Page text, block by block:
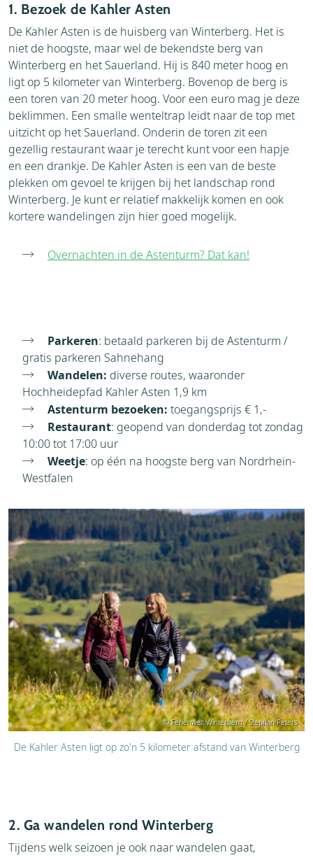
1. Bezoek de Kahler Asten
De Kahler Asten is de huisberg van Winterberg. Het is
niet de hoogste, maar wel de bekendste berg van
Winterberg en het Sauerland. Hij is 840 meter hoog en
ligt op 5 kilometer van Winterberg. Bovenop de berg is
een toren van 20 meter hoog. Voor een euro mag je deze
beklimmen. Een smalle wenteltrap leidt naar de top met
uitzicht op het Sauerland. Onderin de toren zit een
gezellig restaurant waar je terecht kunt voor een hapje
en een drankje. De Kahler Asten is een van de beste
plekken om gevoel te krijgen bij het landschap rond
Winterberg. Je kunt er relatief makkelijk komen en ook
kortere wandelingen zijn hier goed mogelijk.
Overnachten in de Astenturm? Dat kan!
Parkeren: betaald parkeren bij de Astenturm /
gratis parkeren Sahnehang
Wandelen: diverse routes, waaronder
Hochheidepfad Kahler Asten 1,9 km
Astenturm bezoeken: toegangsprijs € 1,-
Restaurant: geopend van donderdag tot zondag
10:00 tot 17:00 uur
Weetje: op één na hoogste berg van Nordrhein-
Westfalen
© Ferienwelt Winterberg / Stephan Peters
De Kahler Asten ligt op zo'n 5 kilometer afstand van Winterberg
2. Ga wandelen rond Winterberg
Tijdens welk seizoen je ook naar wandelen gaat,